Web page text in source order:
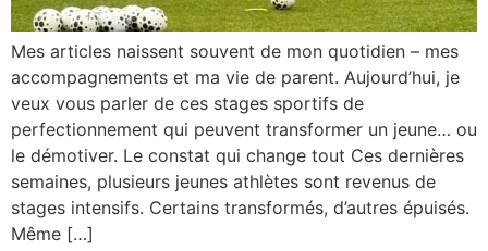
Mes articles naissent souvent de mon quotidien – mes
accompagnements et ma vie de parent. Aujourd’hui, je
veux vous parler de ces stages sportifs de
perfectionnement qui peuvent transformer un jeune… ou
le démotiver. Le constat qui change tout Ces dernières
semaines, plusieurs jeunes athlètes sont revenus de
stages intensifs. Certains transformés, d’autres épuisés.
Même […]